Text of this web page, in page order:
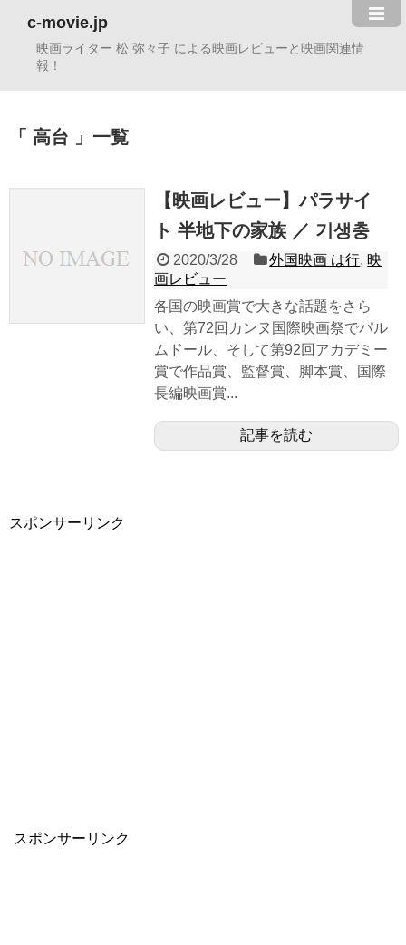
c-movie.jp
映画ライター 松 弥々子 による映画レビューと映画関連情
報！
高台 一覧
【映画レビュー】パラサイ
ト 半地下の家族 ／ 기생충
2020/3/28 外国映画 は行, 映
画レビュー
各国の映画賞で大きな話題をさら
い、第72回カンヌ国際映画祭でパル
ムドール、そして第92回アカデミー
賞で作品賞、監督賞、脚本賞、国際
長編映画賞...
記事を読む
スポンサーリンク
スポンサーリンク